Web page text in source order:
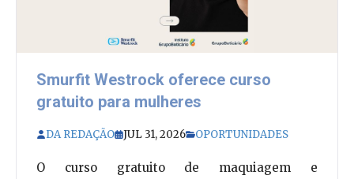
Smurfit Westrock oferece curso
gratuito para mulheres
DA REDAÇÃO JUL 31, 2026 OPORTUNIDADES
O curso gratuito de maquiagem e